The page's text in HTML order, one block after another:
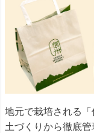
地元で栽培される
土づくりから徹底